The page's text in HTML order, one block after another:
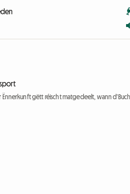
Ënnerkunft gëtt réischt matgedeelt, wann